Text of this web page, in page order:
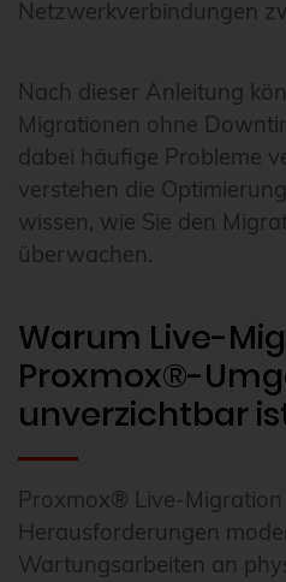
Netzwerkverbindungen
Nach dieser Anleitung
Migrationen ohne
dabei häufige Probleme
verstehen die
wissen, wie Sie den
überwachen.
Warum Live-
Proxmox®-
unverzichtbar
Proxmox® Live-
Herausforderungen
Wartungsarbeiten an